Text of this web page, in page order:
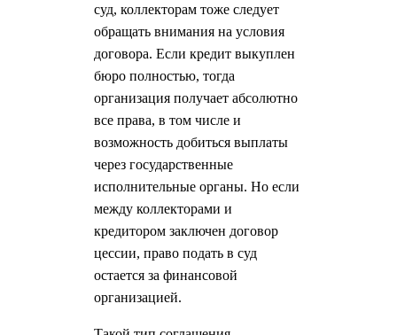
суд, коллекторам тоже следует
обращать внимания на условия
договора. Если кредит выкуплен
бюро полностью, тогда
организация получает абсолютно
все права, в том числе и
возможность добиться выплаты
через государственные
исполнительные органы. Но если
между коллекторами и
кредитором заключен договор
цессии, право подать в суд
остается за финансовой
организацией.